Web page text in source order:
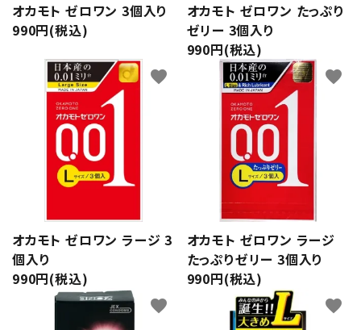
オカモト ゼロワン 3個入り
990円(税込)
オカモト ゼロワン たっぷり
ゼリー 3個入り
990円(税込)
オカモト ゼロワン ラージ 3
個入り
990円(税込)
favorite
オカモト ゼロワン ラージ
たっぷりゼリー 3個入り
990円(税込)
favorite
favorite favorite